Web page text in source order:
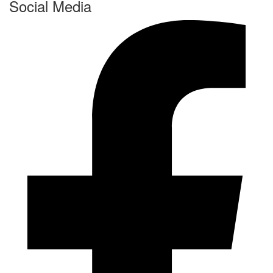
Social Media